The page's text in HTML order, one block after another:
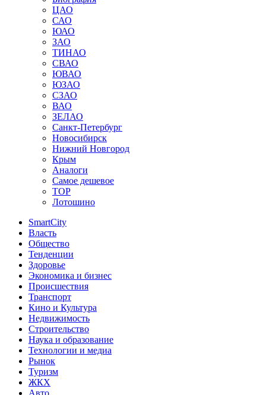
ЦАО
САО
ЮАО
ЗАО
ТИНАО
СВАО
ЮВАО
ЮЗАО
СЗАО
ВАО
ЗЕЛАО
Санкт-Петербург
Новосибирск
Нижний Новгород
Крым
Аналоги
Самое дешевое
TOP
Лотошино
SmartCity
Власть
Общество
Тенденции
Здоровье
Экономика и бизнес
Происшествия
Транспорт
Кино и Культура
Недвижимость
Строительство
Наука и образование
Технологии и медиа
Рынок
Туризм
ЖКХ
Авто